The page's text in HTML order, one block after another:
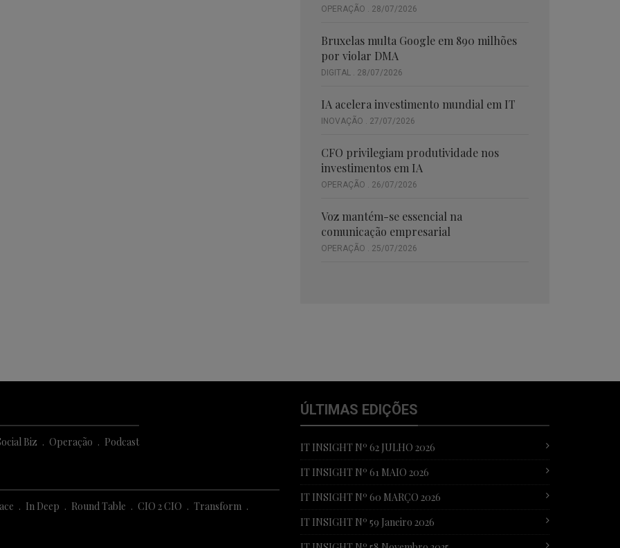
OPERAÇÃO . 28/07/2026
Bruxelas multa Google em 890 milhões
por violar DMA
DIGITAL . 28/07/2026
IA acelera investimento mundial em IT
INOVAÇÃO . 27/07/2026
CFO privilegiam produtividade nos
investimentos em IA
OPERAÇÃO . 26/07/2026
Voz mantém-se essencial na
comunicação empresarial
OPERAÇÃO . 25/07/2026
ÚLTIMAS EDIÇÕES
IT INSIGHT Nº 62 JULHO 2026
IT INSIGHT Nº 61 MAIO 2026
IT INSIGHT Nº 60 MARÇO 2026
IT INSIGHT Nº 59 Janeiro 2026
Biz Operação Podcast
In Deep Round Table CIO 2 CIO
Transform